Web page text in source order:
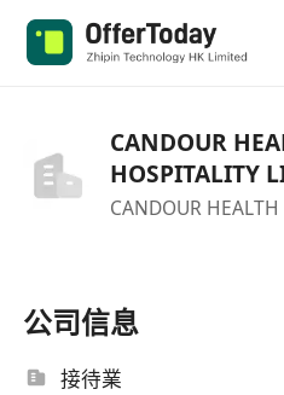
CANDOUR
HOSPITALITY
CANDOUR
公司信息
接待業